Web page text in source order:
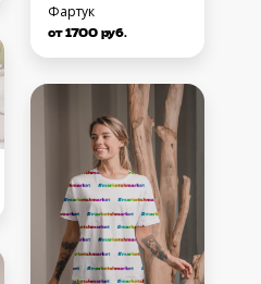
Фартук
от 1700 руб.